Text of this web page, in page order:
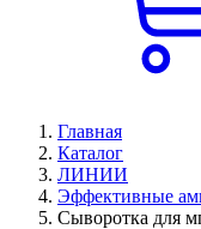
Главная
Каталог
ЛИНИИ
Эффективные
Сыворотка для